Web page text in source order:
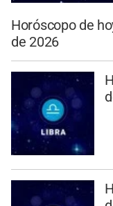
Horóscopo de
de 2026